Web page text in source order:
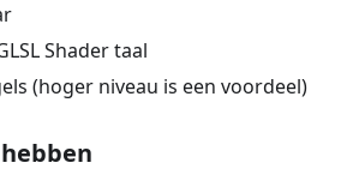
Shader taal
(hoger niveau is een voordeel)